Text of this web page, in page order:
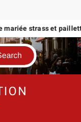
strass et paillette